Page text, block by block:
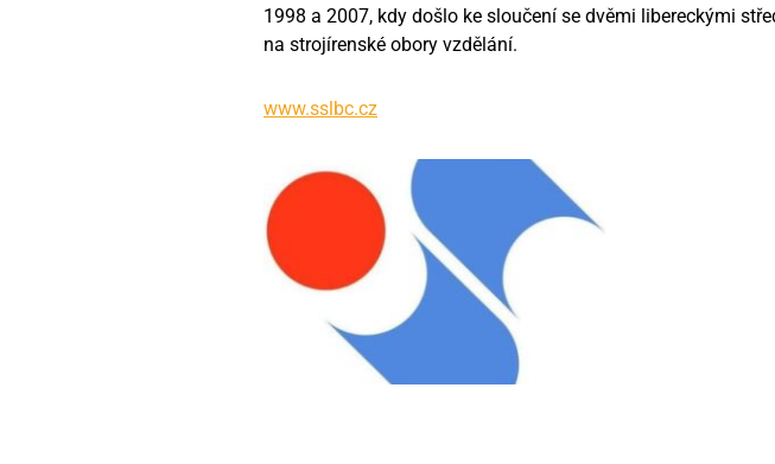
1998 a 2007, kdy došlo ke sloučení se dvěmi libereckými
na strojírenské obory vzdělání.
www.sslbc.cz